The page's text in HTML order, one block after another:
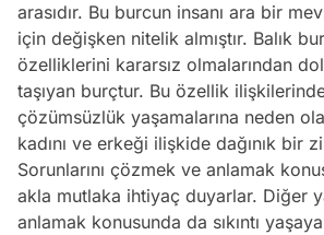
arasıdır. Bu burcun insanı ara bir
için değişken nitelik almıştır. Balık
özelliklerini kararsız olmalarından
taşıyan burçtur. Bu özellik
çözümsüzlük yaşamalarına neden
kadını ve erkeği ilişkide dağınık bir
Sorunlarını çözmek ve anlamak
akla mutlaka ihtiyaç duyarlar. Diğer
anlamak konusunda da sıkıntı